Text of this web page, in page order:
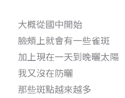
大概從國中開始
臉頰上就會有一些雀斑
加上現在一天到晚曬太陽
我又沒在防曬
那些斑點越來越多